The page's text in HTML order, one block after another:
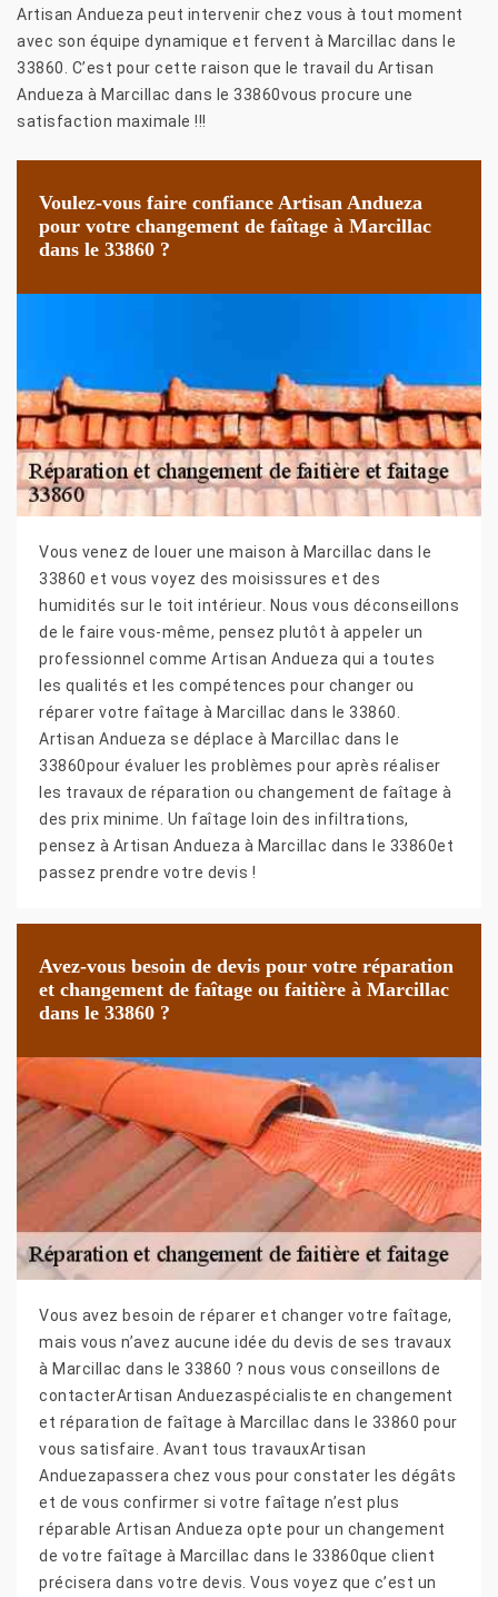
Artisan Andueza peut intervenir chez vous à tout moment
avec son équipe dynamique et fervent à Marcillac dans le
33860. C’est pour cette raison que le travail du Artisan
Andueza à Marcillac dans le 33860vous procure une
satisfaction maximale !!!
Voulez-vous faire confiance Artisan Andueza
pour votre changement de faîtage à Marcillac
dans le 33860 ?
Vous venez de louer une maison à Marcillac dans le
33860 et vous voyez des moisissures et des
humidités sur le toit intérieur. Nous vous déconseillons
de le faire vous-même, pensez plutôt à appeler un
professionnel comme Artisan Andueza qui a toutes
les qualités et les compétences pour changer ou
réparer votre faîtage à Marcillac dans le 33860.
Artisan Andueza se déplace à Marcillac dans le
33860pour évaluer les problèmes pour après réaliser
les travaux de réparation ou changement de faîtage à
des prix minime. Un faîtage loin des infiltrations,
pensez à Artisan Andueza à Marcillac dans le 33860et
passez prendre votre devis !
Avez-vous besoin de devis pour votre réparation
et changement de faîtage ou faitière à Marcillac
dans le 33860 ?
Vous avez besoin de réparer et changer votre faîtage,
mais vous n’avez aucune idée du devis de ses travaux
à Marcillac dans le 33860 ? nous vous conseillons de
contacterArtisan Anduezaspécialiste en changement
et réparation de faîtage à Marcillac dans le 33860 pour
vous satisfaire. Avant tous travauxArtisan
Anduezapassera chez vous pour constater les dégâts
et de vous confirmer si votre faîtage n’est plus
réparable Artisan Andueza opte pour un changement
de votre faîtage à Marcillac dans le 33860que client
précisera dans votre devis. Vous voyez que c’est un